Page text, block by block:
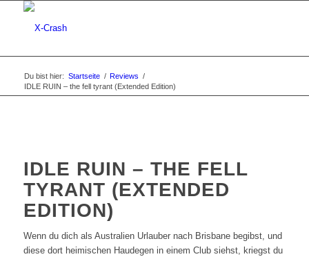
Du bist hier: Startseite / Reviews /
IDLE RUIN – the fell tyrant (Extended Edition)
IDLE RUIN – THE FELL
TYRANT (EXTENDED
EDITION)
Wenn du dich als Australien Urlauber nach Brisbane begibst, und
diese dort heimischen Haudegen in einem Club siehst, kriegst du